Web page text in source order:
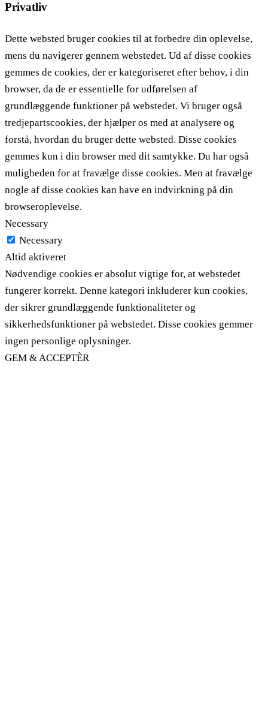
Privatliv
Dette websted bruger cookies til at forbedre din oplevelse,
mens du navigerer gennem webstedet. Ud af disse cookies
gemmes de cookies, der er kategoriseret efter behov, i din
browser, da de er essentielle for udførelsen af ​​
grundlæggende funktioner på webstedet. Vi bruger også
tredjepartscookies, der hjælper os med at analysere og
forstå, hvordan du bruger dette websted. Disse cookies
gemmes kun i din browser med dit samtykke. Du har også
muligheden for at fravælge disse cookies. Men at fravælge
nogle af disse cookies kan have en indvirkning på din
browseroplevelse.
Necessary
Necessary
Altid aktiveret
Nødvendige cookies er absolut vigtige for, at webstedet
fungerer korrekt. Denne kategori inkluderer kun cookies,
der sikrer grundlæggende funktionaliteter og
sikkerhedsfunktioner på webstedet. Disse cookies gemmer
ingen personlige oplysninger.
GEM & ACCEPTÈR